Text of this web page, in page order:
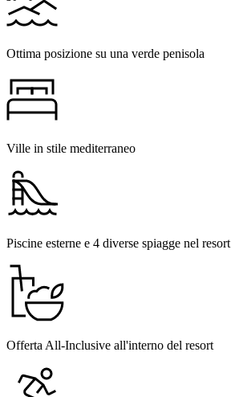
Ottima posizione su una verde penisola
Ville in stile mediterraneo
Piscine esterne e 4 diverse spiagge nel resort
Offerta All-Inclusive all'interno del resort